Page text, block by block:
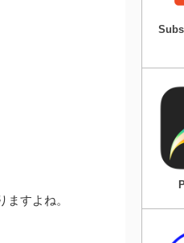
すよね。